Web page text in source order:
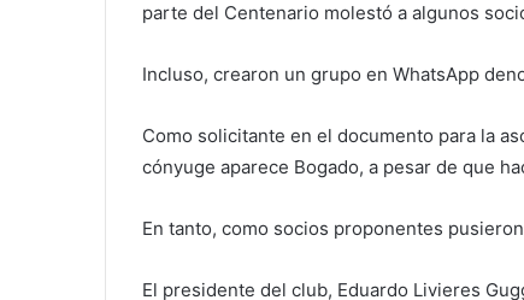
parte del Centenario molestó a algunos
Incluso, crearon un grupo en WhatsApp
Como solicitante en el documento para la
cónyuge aparece Bogado, a pesar de que
En tanto, como socios proponentes
El presidente del club, Eduardo Livieres